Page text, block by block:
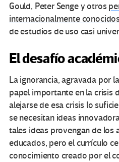
Gould, Peter Senge y otros
internacionalmente conocidos
de estudios de uso casi
El desafío
La ignorancia, agravada por
papel importante en la crisis
alejarse de esa crisis lo
se necesitan ideas
tales ideas provengan de los
educados, pero el currículo
conocimiento creado por el